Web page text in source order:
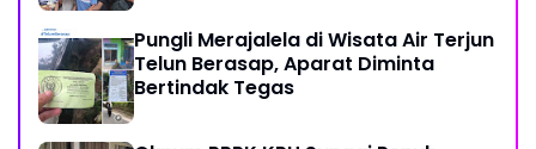
Pungli Merajalela di Wisata Air Terjun
Telun Berasap, Aparat Diminta
Bertindak Tegas